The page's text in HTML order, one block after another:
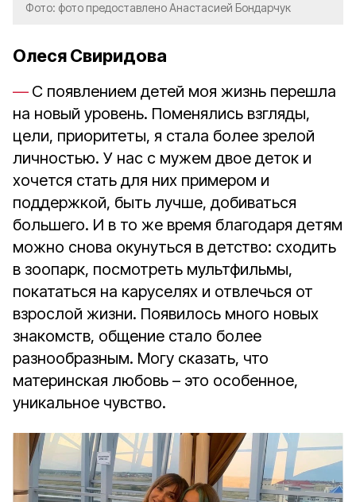
Фото: фото предоставлено Анастасией Бондарчук
Олеся Свиридова
С появлением детей моя жизнь перешла
на новый уровень. Поменялись взгляды,
цели, приоритеты, я стала более зрелой
личностью. У нас с мужем двое деток и
хочется стать для них примером и
поддержкой, быть лучше, добиваться
большего. И в то же время благодаря детям
можно снова окунуться в детство: сходить
в зоопарк, посмотреть мультфильмы,
покататься на каруселях и отвлечься от
взрослой жизни. Появилось много новых
знакомств, общение стало более
разнообразным. Могу сказать, что
материнская любовь – это особенное,
уникальное чувство.